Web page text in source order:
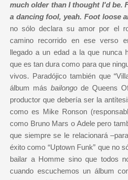
much older than I thought I'd be.
a dancing fool, yeah. Foot loose
no sólo declara su amor por el
camino recorrido en ese verso
llegado a un edad a la que nunca
que es tan dura como para que
vivos. Paradójico también que
álbum más bailongode Queens
productor que debería ser la
como es Mike Ronson
como Bruno Mars o Adele pero
que siempre se le relacionará
éxito como “Uptown Funk” que no
bailar a Homme sino que todos
cuando escuchemos un álbum